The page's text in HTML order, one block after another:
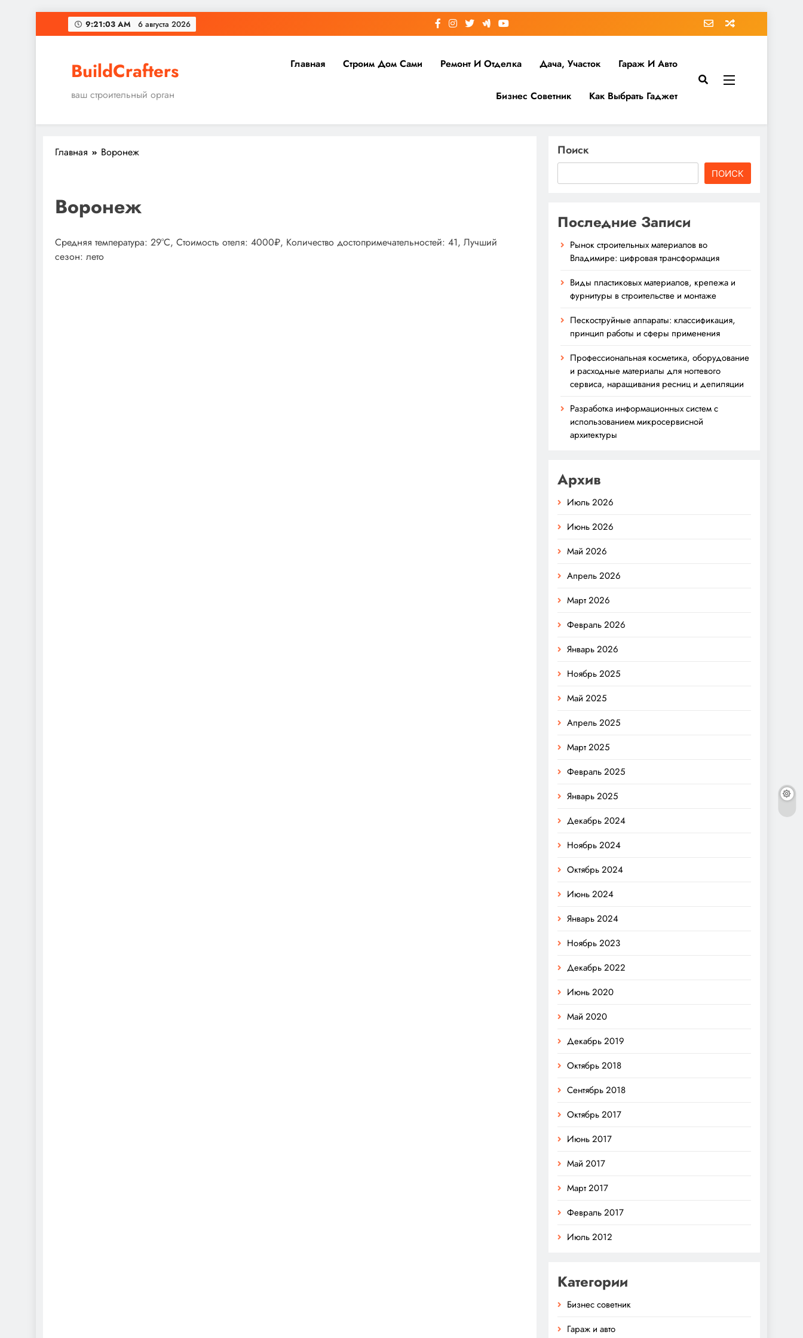
Перейти
к
9:21:04 AM 6 августа 2026
BuildCrafters
ваш строительный орган
Главная Строим Дом Сами Ремонт И Отделка Дача, Участок Гараж И Авто
Бизнес Советник Как Выбрать Гаджет
Главная Воронеж
Воронеж
Средняя температура: 29°C, Стоимость отеля: 4000₽, Количество достопримечательностей: 41, Лучший
сезон: лето
Поиск
ПОИСК
Последние Записи
Рынок строительных материалов во
Владимире: цифровая трансформация
Виды пластиковых материалов, крепежа и
фурнитуры в строительстве и монтаже
Пескоструйные аппараты: классификация,
принцип работы и сферы применения
Профессиональная косметика, оборудование
и расходные материалы для ногтевого
сервиса, наращивания ресниц и депиляции
Разработка информационных систем с
использованием микросервисной
архитектуры
Архив
Июль 2026
Июнь 2026
Май 2026
Апрель 2026
Март 2026
Февраль 2026
Январь 2026
Ноябрь 2025
Май 2025
Апрель 2025
Март 2025
Февраль 2025
Январь 2025
Декабрь 2024
Ноябрь 2024
Октябрь 2024
Июнь 2024
Январь 2024
Ноябрь 2023
Декабрь 2022
Июнь 2020
Май 2020
Декабрь 2019
Октябрь 2018
Сентябрь 2018
Октябрь 2017
Июнь 2017
Май 2017
Март 2017
Февраль 2017
Июль 2012
Категории
Бизнес советник
Гараж и авто